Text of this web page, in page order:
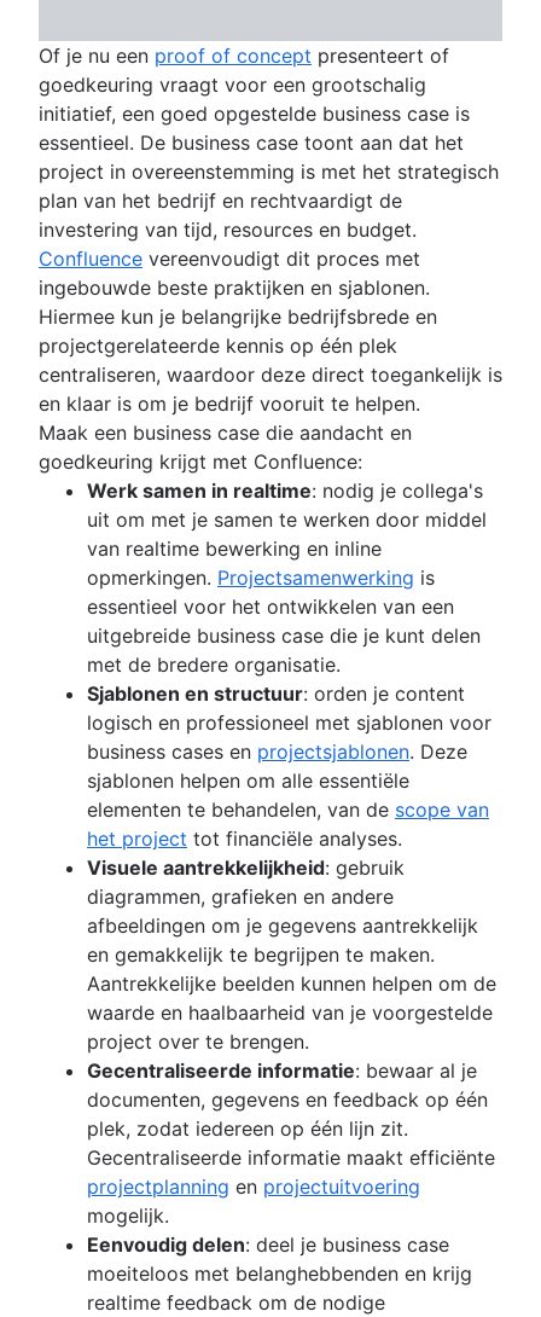
Of je nu een proof of concept presenteert of
goedkeuring vraagt voor een grootschalig
initiatief, een goed opgestelde business case is
essentieel. De business case toont aan dat het
project in overeenstemming is met het strategisch
plan van het bedrijf en rechtvaardigt de
investering van tijd, resources en budget.
Confluence vereenvoudigt dit proces met
ingebouwde beste praktijken en sjablonen.
Hiermee kun je belangrijke bedrijfsbrede en
projectgerelateerde kennis op één plek
centraliseren, waardoor deze direct toegankelijk is
en klaar is om je bedrijf vooruit te helpen.
Maak een business case die aandacht en
goedkeuring krijgt met Confluence:
Werk samen in realtime: nodig je collega's
uit om met je samen te werken door middel
van realtime bewerking en inline
opmerkingen. Projectsamenwerking is
essentieel voor het ontwikkelen van een
uitgebreide business case die je kunt delen
met de bredere organisatie.
Sjablonen en structuur: orden je content
logisch en professioneel met sjablonen voor
business cases en projectsjablonen. Deze
sjablonen helpen om alle essentiële
elementen te behandelen, van de scope van
het project tot financiële analyses.
Visuele aantrekkelijkheid: gebruik
diagrammen, grafieken en andere
afbeeldingen om je gegevens aantrekkelijk
en gemakkelijk te begrijpen te maken.
Aantrekkelijke beelden kunnen helpen om de
waarde en haalbaarheid van je voorgestelde
project over te brengen.
Gecentraliseerde informatie: bewaar al je
documenten, gegevens en feedback op één
plek, zodat iedereen op één lijn zit.
Gecentraliseerde informatie maakt efficiënte
projectplanning en projectuitvoering
mogelijk.
Eenvoudig delen: deel je business case
moeiteloos met belanghebbenden en krijg
realtime feedback om de nodige